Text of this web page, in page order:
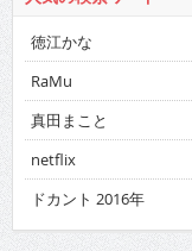
徳江かな
RaMu
真田まこと
netflix
ドカント 2016年